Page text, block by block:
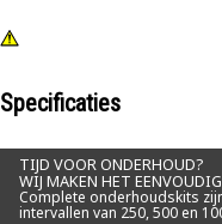
Specificaties
TIJD VOOR ONDERHOUD?
WIJ MAKEN HET EENVOUDIG
Complete onderhoudskits
intervallen van 250, 500 en